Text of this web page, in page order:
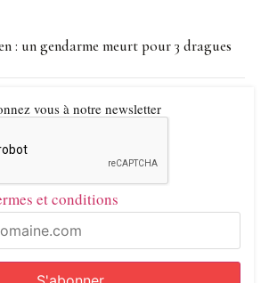
: un gendarme meurt pour 3 dragues
vous à notre newsletter
et conditions